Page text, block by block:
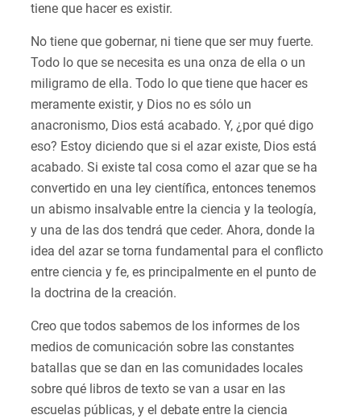
tiene que hacer es existir.
No tiene que gobernar, ni tiene que ser muy fuerte.
Todo lo que se necesita es una onza de ella o un
miligramo de ella. Todo lo que tiene que hacer es
meramente existir, y Dios no es sólo un
anacronismo, Dios está acabado. Y, ¿por qué digo
eso? Estoy diciendo que si el azar existe, Dios está
acabado. Si existe tal cosa como el azar que se ha
convertido en una ley científica, entonces tenemos
un abismo insalvable entre la ciencia y la teología,
y una de las dos tendrá que ceder. Ahora, donde la
idea del azar se torna fundamental para el conflicto
entre ciencia y fe, es principalmente en el punto de
la doctrina de la creación.
Creo que todos sabemos de los informes de los
medios de comunicación sobre las constantes
batallas que se dan en las comunidades locales
sobre qué libros de texto se van a usar en las
escuelas públicas, y el debate entre la ciencia